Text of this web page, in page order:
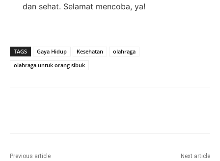
dan sehat. Selamat mencoba, ya!
TAGS Gaya Hidup Kesehatan
olahraga
olahraga untuk orang sibuk
Previous article Next article